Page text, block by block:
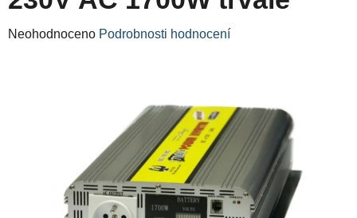
Průměrné
Neohodnoceno Podrobnosti hodnocení